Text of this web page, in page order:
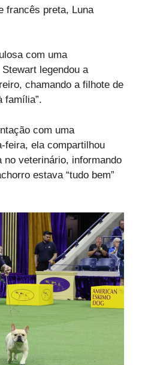
francês preta, Luna
com uma
legendou a
chamando a filhote de
família”.
com uma
feira, ela compartilhou
no veterinário, informando
estava “tudo bem”